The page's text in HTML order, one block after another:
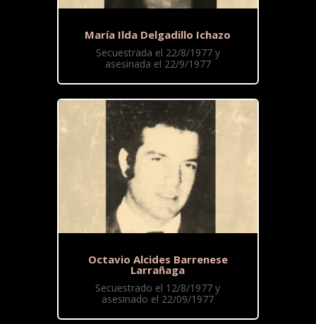
María Ilda Delgadillo Ichazo
Secuestrada el 22/8/1977 y
asesinada el 22/9/1977
Octavio Alcides Barrenese
Larrañaga
Secuestrado el 12/8/1977 y
asesinado el 22/09/1977